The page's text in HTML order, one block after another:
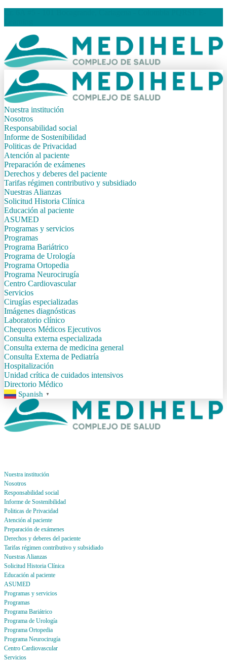
Nuestra institución
Nosotros
Responsabilidad social
Informe de Sostenibilidad
Politicas de Privacidad
Atención al paciente
Preparación de exámenes
Derechos y deberes del paciente
Tarifas régimen contributivo y subsidiado
Nuestras Alianzas
Solicitud Historia Clínica
Educación al paciente
ASUMED
Programas y servicios
Programas
Programa Bariátrico
Programa de Urología
Programa Ortopedia
Programa Neurocirugía
Centro Cardiovascular
Servicios
Cirugías especializadas
Imágenes diagnósticas
Laboratorio clínico
Chequeos Médicos Ejecutivos
Consulta externa especializada
Consulta externa de medicina general
Consulta Externa de Pediatría
Hospitalización
Unidad crítica de cuidados intensivos
Directorio Médico
Spanish ▼
Nuestra institución
Nosotros
Responsabilidad social
Informe de Sostenibilidad
Politicas de Privacidad
Atención al paciente
Preparación de exámenes
Derechos y deberes del paciente
Tarifas régimen contributivo y subsidiado
Nuestras Alianzas
Solicitud Historia Clínica
Educación al paciente
ASUMED
Programas y servicios
Programas
Programa Bariátrico
Programa de Urología
Programa Ortopedia
Programa Neurocirugía
Centro Cardiovascular
Servicios